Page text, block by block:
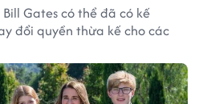
Gates có thể đã có kế
đổi quyền thừa kế cho các